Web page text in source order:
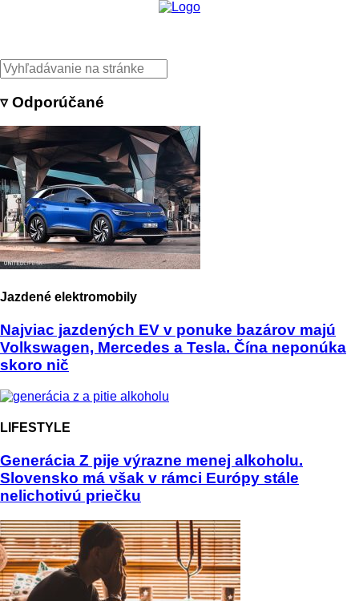
▿ Odporúčané
Jazdené elektromobily
Najviac jazdených EV v ponuke bazárov majú
Volkswagen, Mercedes a Tesla. Čína neponúka
skoro nič
LIFESTYLE
Generácia Z pije výrazne menej alkoholu.
Slovensko má však v rámci Európy stále
nelichotivú priečku